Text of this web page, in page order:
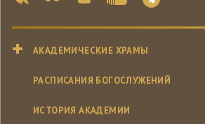
АКАДЕМИЧЕСКИЕ ХРАМЫ
РАСПИСАНИЯ БОГОСЛУЖЕНИЙ
ИСТОРИЯ АКАДЕМИИ